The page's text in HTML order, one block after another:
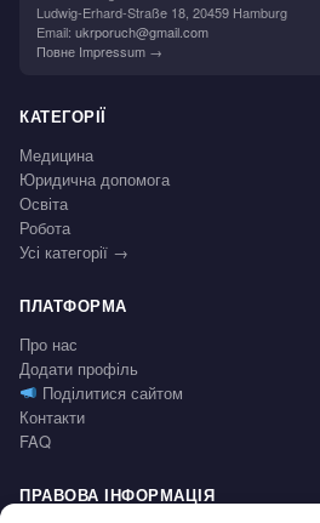
Ludwig-Erhard-Straße 18, 20459 Hamburg
Email: ukrporuch@gmail.com
Повне Impressum →
КАТЕГОРІЇ
Медицина
Юридична допомога
Освіта
Робота
Усі категорії →
ПЛАТФОРМА
Про нас
Додати профіль
Поділитися сайтом
Контакти
FAQ
ПРАВОВА ІНФОРМАЦІЯ